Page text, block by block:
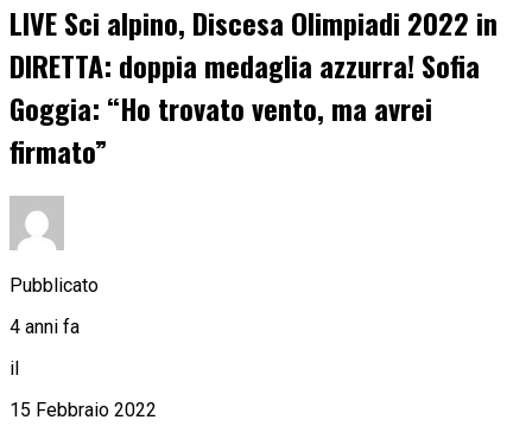
LIVE Sci alpino, Discesa Olimpiadi 2022 in
DIRETTA: doppia medaglia azzurra! Sofia
Goggia: “Ho trovato vento, ma avrei
firmato”
Pubblicato
4 anni fa
il
15 Febbraio 2022